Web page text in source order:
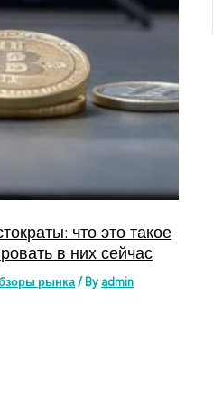
что это такое
в них сейчас
рынка/ By admin